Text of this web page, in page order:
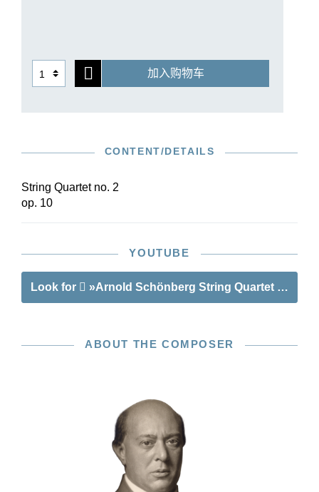
music. The new Henle edition is edited by
Schönberg specialist Ullrich Scheideler
reflecting the latest state of research. The Henle
Read more about this edition in theHenle Blog.
加入购物车
CONTENT/DETAILS
String Quartet no. 2
op. 10
YOUTUBE
Look for »Arnold Schönberg String Quartet no. 2
ABOUT THE COMPOSER